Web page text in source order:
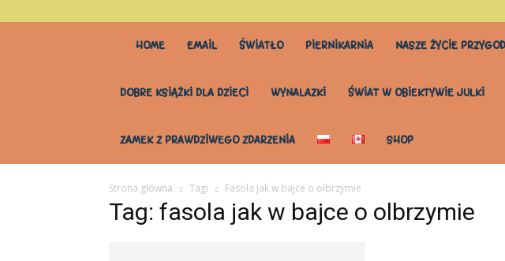
stary
stół
do
wszystkiego
HOME EMAIL ŚWIATŁO PIERNIKARNIA NASZE ŻYCIE
DOBRE KSIĄŻKI DLA DZIECI WYNALAZKI ŚWIAT W OBIEKTYWIE JULKI
ZAMEK Z PRAWDZIWEGO ZDARZENIA SHOP
Strona główna Tagi Fasola jak w bajce o olbrzymie
Tag: fasola jak w bajce o olbrzymie